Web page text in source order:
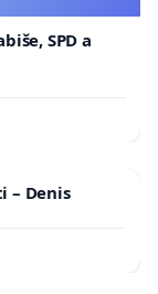
SPD a
– Denis